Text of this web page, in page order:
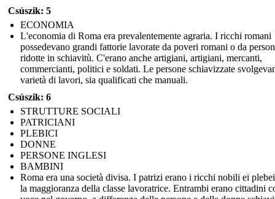
Csúszik: 5
ECONOMIA
L'economia di Roma era prevalentemente agraria. I ricchi romani
possedevano grandi fattorie lavorate da poveri romani o da
ridotte in schiavitù. C'erano anche artigiani, artigiani, mercanti,
commercianti, politici e soldati. Le persone schiavizzate
varietà di lavori, sia qualificati che manuali.
Csúszik: 6
STRUTTURE SOCIALI
PATRICIANI
PLEBICI
DONNE
PERSONE INGLESI
BAMBINI
Roma era una società divisa. I patrizi erano i ricchi nobili ei
la maggioranza della classe lavoratrice. Entrambi erano cittadini